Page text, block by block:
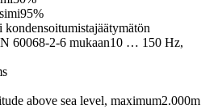
95%
kondensoitumistajäätymätön
60068-2-6 mukaan10 … 150 Hz,
above sea level, maximum2.000m